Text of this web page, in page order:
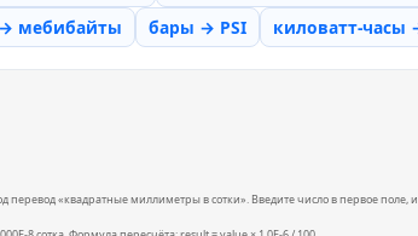
мебибайты
бары → PSI киловатт-часы
перевод «квадратные миллиметры в сотки». Введите число в первое поле, и